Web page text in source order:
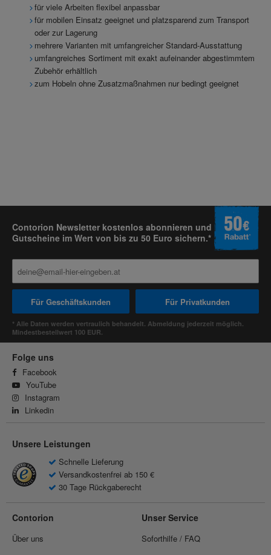
für viele Arbeiten flexibel anpassbar
für mobilen Einsatz geeignet und platzsparend zum Transport
oder zur Lagerung
mehrere Varianten mit umfangreicher Standard-Ausstattung
umfangreiches Sortiment mit exakt aufeinander abgestimmtem
Zubehör erhältlich
zum Hobeln ohne Zusatzmaßnahmen nur bedingt geeignet
Contorion Newsletter kostenlos abonnieren und
Gutscheine im Wert von bis zu 50 Euro sichern.*
Für Geschäftskunden Für Privatkunden
* Alle Daten werden vertraulich behandelt. Abmeldung jederzeit möglich.
Mindestbestellwert 100 EUR.
Folge uns
Facebook
YouTube
Instagram
Linkedin
Unsere Leistungen
Schnelle Lieferung
Versandkostenfrei ab 150 €
30 Tage Rückgaberecht
Contorion
Über uns
Unser Service
Soforthilfe / FAQ